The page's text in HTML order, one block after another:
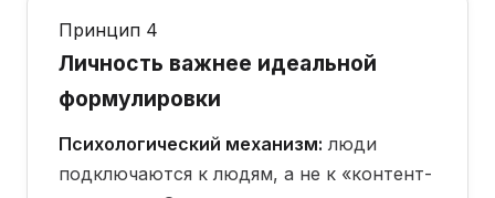
Принцип 4
Личность важнее идеальной
формулировки
Психологический механизм: люди
подключаются к людям, а не к «контент-